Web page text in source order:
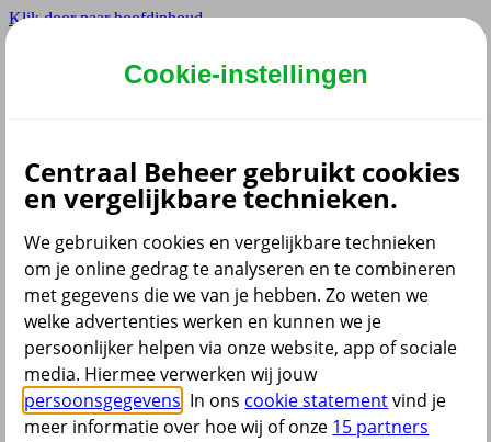
Klik door naar hoofdinhoud
Hoofdmenu navigatie zakelijk
Adviseur
Partner
Dyslexie lettertype
Aan / Uit
Cookies aanpassen
CoBrowsing
Start
Cookie-instellingen
Centraal Beheer gebruikt cookies
en vergelijkbare technieken.
We gebruiken cookies en vergelijkbare technieken
om je online gedrag te analyseren en te combineren
met gegevens die we van je hebben. Zo weten we
welke advertenties werken en kunnen we je
persoonlijker helpen via onze website, app of sociale
media. Hiermee verwerken wij jouw
persoonsgegevens . In ons cookie statementvind je
meer informatie over hoe wij of onze 15 partners